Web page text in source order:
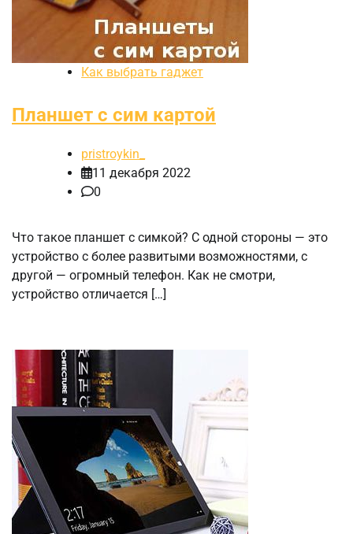
Как выбрать гаджет
Планшет с сим картой
pristroykin_
11 декабря 2022
0
Что такое планшет с симкой? С одной стороны — это
устройство с более развитыми возможностями, с
другой — огромный телефон. Как не смотри,
устройство отличается […]